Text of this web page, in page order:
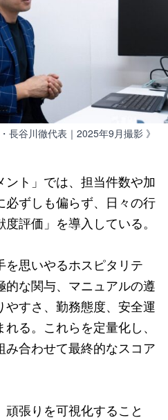
長谷川徹代表｜2025年9月撮影 》
ント」では、担当件数や加
ずしも偏らず、日々の行
評価」を導入している。
思いやるホスピタリテ
的な関与、マニュアルの遵
すさ、勤務態度、安全運
る。これらを定量化し、
み合わせて最終的なスコア
頑張りを可視化すること